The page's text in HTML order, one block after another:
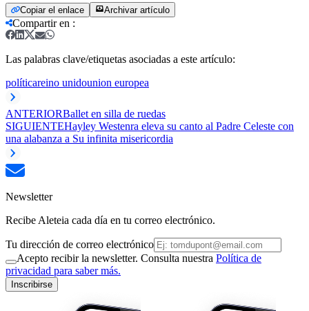
Copiar el enlace Archivar artículo
Compartir en :
Las palabras clave/etiquetas asociadas a este artículo:
políticareino unidounion europea
ANTERIORBallet en silla de ruedas
SIGUIENTEHayley Westenra eleva su canto al Padre Celeste con
una alabanza a Su infinita misericordia
Newsletter
Recibe Aleteia cada día en tu correo electrónico.
Tu dirección de correo electrónico
Acepto recibir la newsletter. Consulta nuestra Política de
privacidad para saber más.
Inscribirse